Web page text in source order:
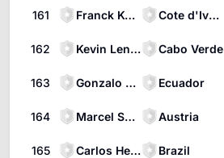
161 Franck Kessié Cote d'Ivoire
162 Kevin Lenini Pina Cabo Verde
163 Gonzalo Plata Ecuador
164 Marcel Sabitzer Austria
165 Carlos Henrique Casimiro Brazil